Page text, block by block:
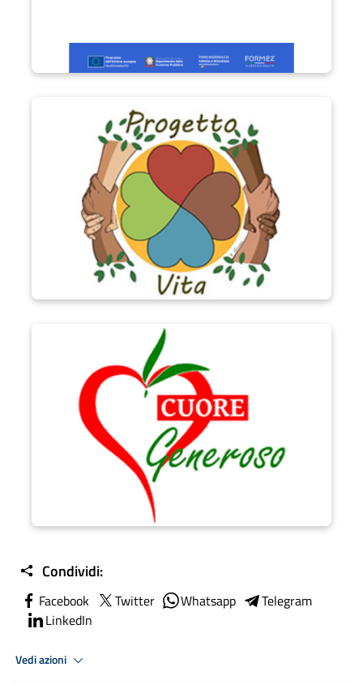
Progetto Cuore Generoso
Condividi:
Facebook Twitter Whatsapp
Telegram
LinkedIn
Vedi azioni